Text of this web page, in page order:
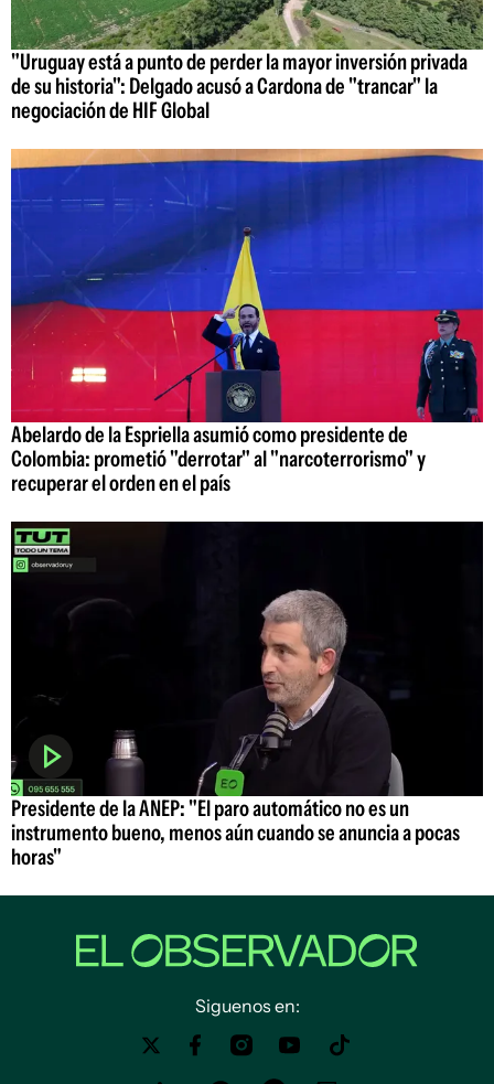
"Uruguay está a punto de perder la mayor inversión privada
de su historia": Delgado acusó a Cardona de "trancar" la
negociación de HIF Global
Abelardo de la Espriella asumió como presidente de
Colombia: prometió "derrotar" al "narcoterrorismo" y
recuperar el orden en el país
Presidente de la ANEP: "El paro automático no es un
instrumento bueno, menos aún cuando se anuncia a pocas
horas"
Siguenos en: